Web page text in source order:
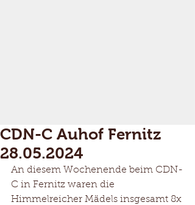
CDN-C Auhof Fernitz
28.05.2024
An diesem Wochenende beim CDN-
C in Fernitz waren die
Himmelreicher Mädels insgesamt 8x